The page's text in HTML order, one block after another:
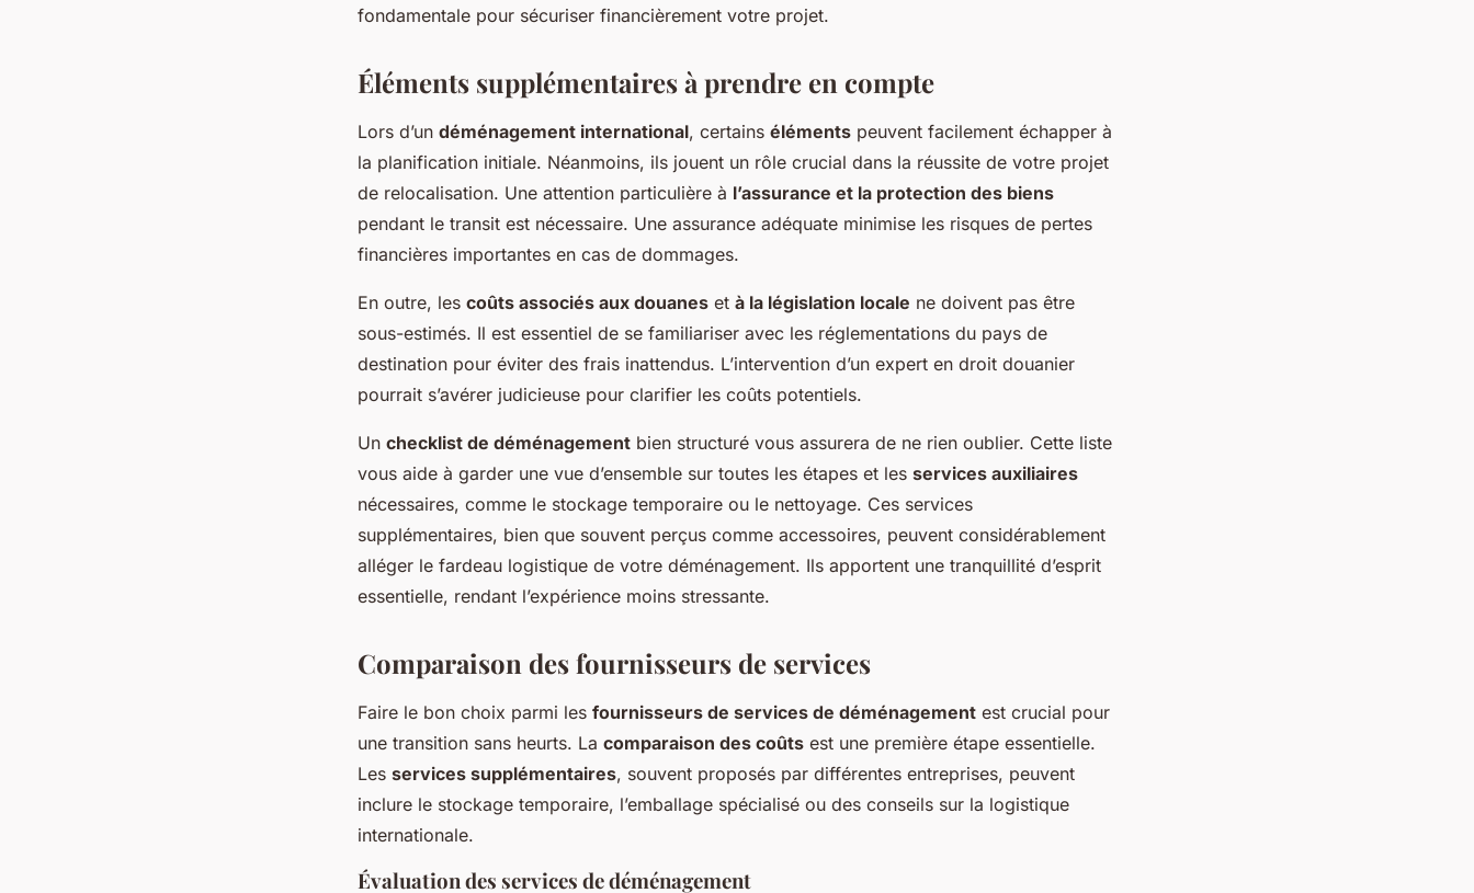
fondamentale pour sécuriser financièrement votre projet.
Éléments supplémentaires à prendre en compte
Lors d’un déménagement international, certains éléments peuvent facilement échapper à
la planification initiale. Néanmoins, ils jouent un rôle crucial dans la réussite de votre projet
de relocalisation. Une attention particulière à l’assurance et la protection des biens
pendant le transit est nécessaire. Une assurance adéquate minimise les risques de pertes
financières importantes en cas de dommages.
En outre, les coûts associés aux douanes et à la législation locale ne doivent pas être
sous-estimés. Il est essentiel de se familiariser avec les réglementations du pays de
destination pour éviter des frais inattendus. L’intervention d’un expert en droit douanier
pourrait s’avérer judicieuse pour clarifier les coûts potentiels.
Un checklist de déménagement bien structuré vous assurera de ne rien oublier. Cette liste
vous aide à garder une vue d’ensemble sur toutes les étapes et les services auxiliaires
nécessaires, comme le stockage temporaire ou le nettoyage. Ces services
supplémentaires, bien que souvent perçus comme accessoires, peuvent considérablement
alléger le fardeau logistique de votre déménagement. Ils apportent une tranquillité d’esprit
essentielle, rendant l’expérience moins stressante.
Comparaison des fournisseurs de services
Faire le bon choix parmi les fournisseurs de services de déménagement est crucial pour
une transition sans heurts. La comparaison des coûts est une première étape essentielle.
Les services supplémentaires, souvent proposés par différentes entreprises, peuvent
inclure le stockage temporaire, l’emballage spécialisé ou des conseils sur la logistique
internationale.
Évaluation des services de déménagement